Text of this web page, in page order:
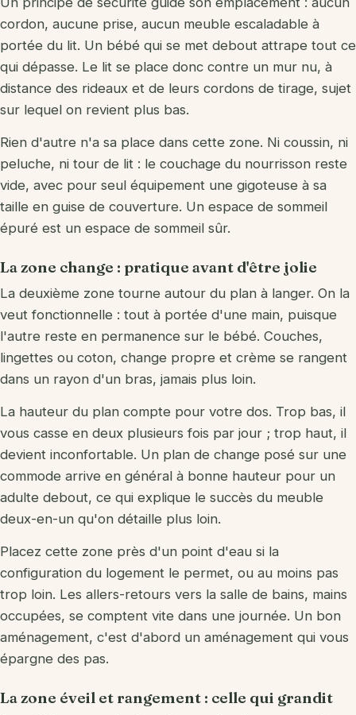
cordon, aucune prise, aucun meuble escaladable à
portée du lit. Un bébé qui se met debout attrape tout ce
qui dépasse. Le lit se place donc contre un mur nu, à
distance des rideaux et de leurs cordons de tirage, sujet
sur lequel on revient plus bas.
Rien d'autre n'a sa place dans cette zone. Ni coussin, ni
peluche, ni tour de lit : le couchage du nourrisson reste
vide, avec pour seul équipement une gigoteuse à sa
taille en guise de couverture. Un espace de sommeil
épuré est un espace de sommeil sûr.
La zone change : pratique avant d'être jolie
La deuxième zone tourne autour du plan à langer. On la
veut fonctionnelle : tout à portée d'une main, puisque
l'autre reste en permanence sur le bébé. Couches,
lingettes ou coton, change propre et crème se rangent
dans un rayon d'un bras, jamais plus loin.
La hauteur du plan compte pour votre dos. Trop bas, il
vous casse en deux plusieurs fois par jour ; trop haut, il
devient inconfortable. Un plan de change posé sur une
commode arrive en général à bonne hauteur pour un
adulte debout, ce qui explique le succès du meuble
deux-en-un qu'on détaille plus loin.
Placez cette zone près d'un point d'eau si la
configuration du logement le permet, ou au moins pas
trop loin. Les allers-retours vers la salle de bains, mains
occupées, se comptent vite dans une journée. Un bon
aménagement, c'est d'abord un aménagement qui vous
épargne des pas.
La zone éveil et rangement : celle qui grandit